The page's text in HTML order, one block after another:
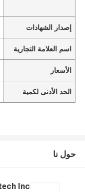
إصدار الشهادات
اسم العلامة التجارية
الأسعار
الحد الأدنى لكمية
حول نا